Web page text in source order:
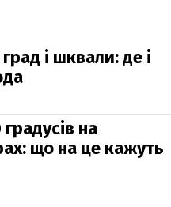
і шквали: де і
на
що на це кажуть